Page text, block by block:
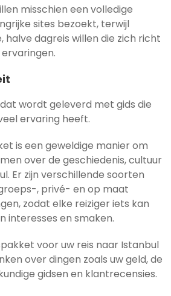
misschien een volledige
sites bezoekt, terwijl
dagreis willen die zich richt
wordt geleverd met gids die
ervaring heeft.
is een geweldige manier om
over de geschiedenis, cultuur
Er zijn verschillende soorten
, privé- en op maat
zodat elke reiziger iets kan
interesses en smaken.
voor uw reis naar Istanbul
over dingen zoals uw geld, de
gidsen en klantrecensies.